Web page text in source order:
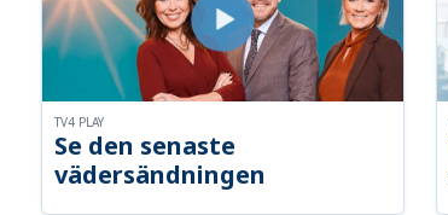
Se den senaste
vädersändningen
TV4 PLAY